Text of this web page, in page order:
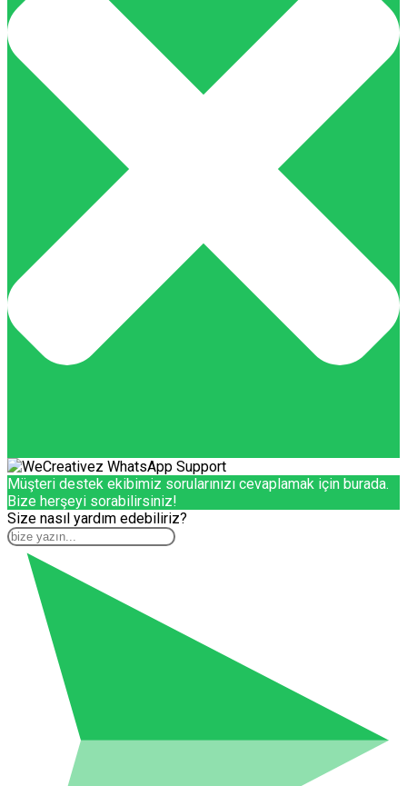
Müşteri destek ekibimiz sorularınızı cevaplamak için burada.
Bize herşeyi sorabilirsiniz!
Size nasıl yardım edebiliriz?